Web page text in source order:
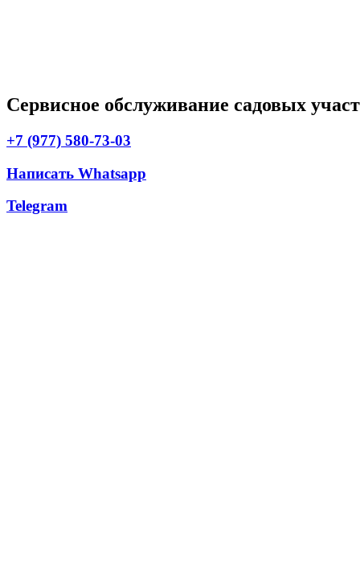
Сервисное обслуживание садовых
+7 (977) 580-73-03
Написать Whatsapp
Telegram